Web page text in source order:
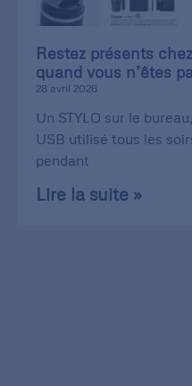
Restez présents
quand vous n’êtes
28 avril 2026
Un STYLO sur le
USB utilisé tous les
pendant
Lire la suite »